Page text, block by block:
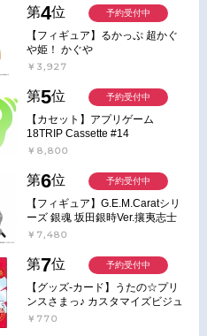
第4位
【フィギュア】るかっぷ 超かぐ
や姫！ かぐや
￥3,927
予約受付中
第5位
【カセット】アプリゲーム
18TRIP Cassette #14
￥8,800
予約受付中
第6位
【フィギュア】G.E.M.Caratシリ
ーズ 銀魂 坂田銀時Ver.攘夷志士
完成品フィギュア
￥7,480
予約受付中
第7位
【グッズ-カード】うたの☆プリ
ンスさまっ♪ カスタマイズビジュ
アルカードコレクション Best
￥770
予約受付中